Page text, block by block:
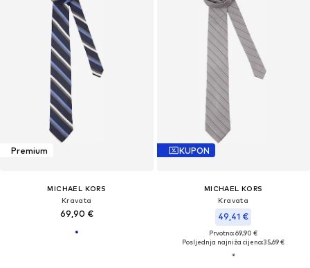
Premium
MICHAEL KORS
Kravata
69,90 €
KUPON
MICHAEL KORS
Kravata
49,41 €
Prvotno: 69,90 €
Posljednja najniža cijena:35,69 €